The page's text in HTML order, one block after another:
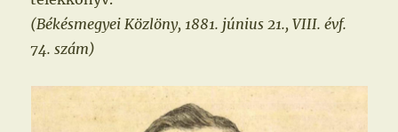
(Békésmegyei Közlöny, 1881. június 21., VIII. évf.
74. szám)